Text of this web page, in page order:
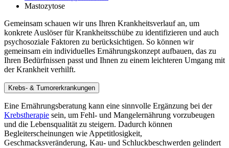
Mastozytose
Gemeinsam schauen wir uns Ihren Krankheitsverlauf an, um
konkrete Auslöser für Krankheitsschübe zu identifizieren und auch
psychosoziale Faktoren zu berücksichtigen. So können wir
gemeinsam ein individuelles Ernährungskonzept aufbauen, das zu
Ihren Bedürfnissen passt und Ihnen zu einem leichteren Umgang mit
der Krankheit verhilft.
Krebs- & Tumorerkrankungen
Eine Ernährungsberatung kann eine sinnvolle Ergänzung bei der
Krebstherapie sein, um Fehl- und Mangelernährung vorzubeugen
und die Lebensqualität zu steigern. Dadurch können
Begleiterscheinungen wie Appetitlosigkeit,
Geschmacksveränderung, Kau- und Schluckbeschwerden gelindert